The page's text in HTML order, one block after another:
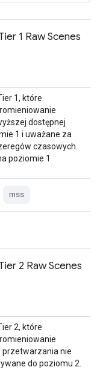
1 Raw Scenes
1, które
dostępnej
1 i uważane za
czasowych.
poziomie 1
mss
2 Raw Scenes
2, które
przetwarzania nie
do poziomu 2.